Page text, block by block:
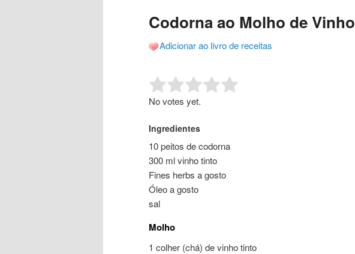
conteúdo
conteúdo
Codorna ao Molho de Vinho
Adicionar ao livro de receitas
Rate this item:
No votes yet.
Ingredientes
10 peitos de codorna
300 ml vinho tinto
Fines herbs a gosto
Óleo a gosto
sal
Molho
1 colher (chá) de vinho tinto